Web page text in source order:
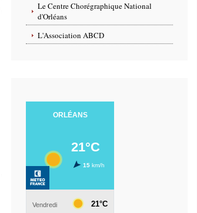
Le Centre Chorégraphique National
d'Orléans
L'Association ABCD